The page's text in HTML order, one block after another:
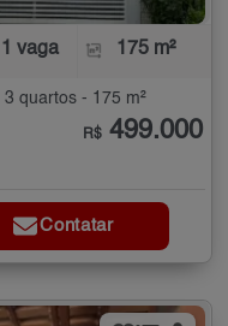
1 vaga 175 m²
quartos - 175 m²
R$ 499.000
Contatar